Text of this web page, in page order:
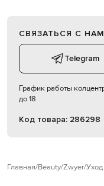
СВЯЗАТЬСЯ С
Telegram
График работы
до 18
Код товара: 286298
Главная Beauty Zwyer